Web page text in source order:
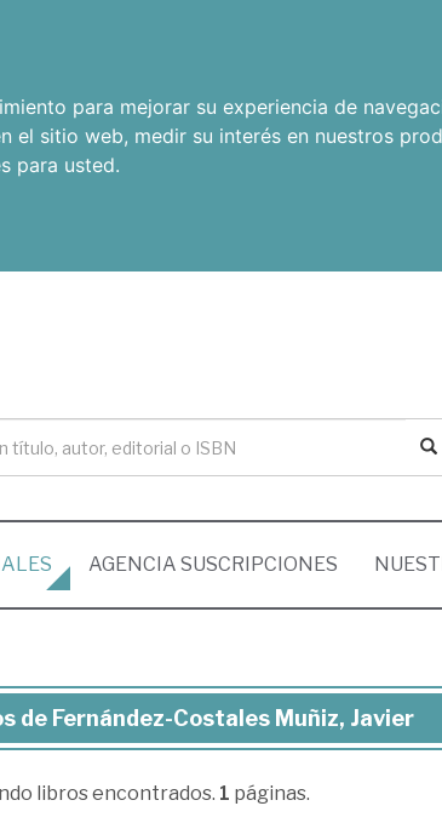
para mejorar su experiencia de
el sitio web, medir su interés en nuestros
para usted.
AGENCIA SUSCRIPCIONES
de Fernández-Costales Muñiz, Javier
libros encontrados. 1 páginas.